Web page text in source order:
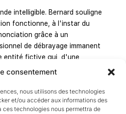
consentement
nous utilisons des technologies
et/ou accéder aux informations des
ces technologies nous permettra de
intelligible. Bernard souligne
fonctionne, à l'instar du
grâce à un
de débrayage immanent
entité fictive qui, d'une
constitue l'écho affectif» (p.
chiasme, qui correspond en